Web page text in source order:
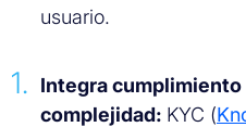
usuario.
Integra
complejidad: KYC (